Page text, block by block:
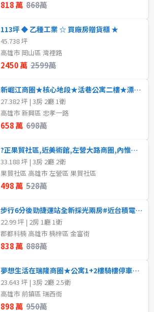
818 萬 868萬
113坪 ◆ 乙種工業 ☆ 買廠房贈貨櫃 ★
45.738 坪
高雄市 岡山區 灣裡路
2450 萬 2599萬
新崛江商圈★核心地段★活巷公寓二樓★漂亮屋況
27.382 坪 | 3房 2廳 1衛
高雄市 新興區 忠孝一路
658 萬 698萬
?正果貿社區,近美術館,左營大路商圈,內惟車站,甚麼都在附近,生活機能佳!!
33.188 坪 | 3房 2廳 2衛
果貿社區 高雄市 左營區 果貿社區
498 萬 528萬
步行6分後勁捷運站全新採光兩房#近台積電園區
22.99 坪 | 2房 1廳 1衛
郡都科楠 高雄市 楠梓區 金富街
838 萬 888萬
夢想生活在瑞隆商圈★公寓1+2樓騎樓停車★全屋翻新
23.643 坪 | 3房 2廳 2.5衛
高雄市 前鎮區 瑞西街
898 萬 950萬